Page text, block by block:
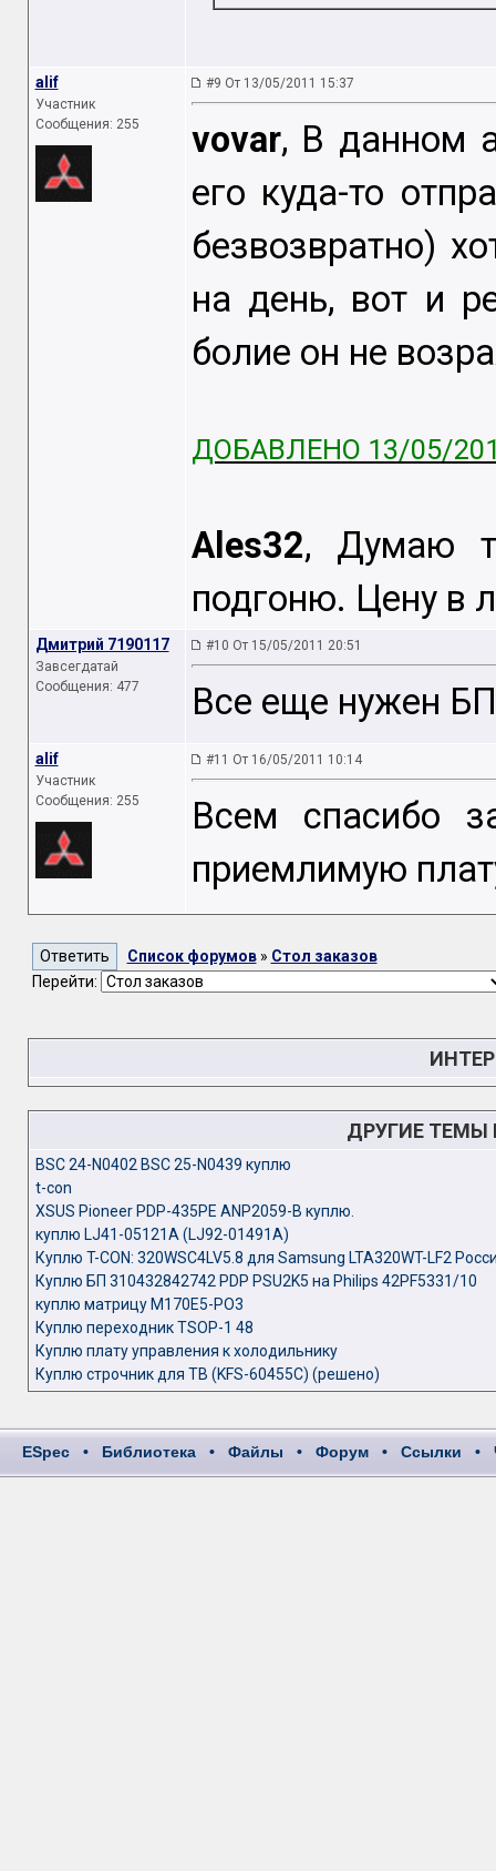
alif
Участник
Сообщения: 255
#9 От 13/05/2011 15:37
vovar, В данном
его куда-то
безвозвратно)
на день, вот и
болие он не
ДОБАВЛЕНО 13/05/
Ales32, Думаю
подгоню. Цену в
Дмитрий 7190117
Завсегдатай
Сообщения: 477
#10 От 15/05/2011 20:51
Все еще нужен
alif
Участник
Сообщения: 255
#11 От 16/05/2011 10:14
Всем спасибо
приемлимую
Список форумов» Стол заказов
Перейти:
ДРУГИЕ ТЕМЫ
BSC 24-N0402 BSC 25-N0439 куплю
t-con
XSUS Pioneer PDP-435PE ANP2059-B куплю.
куплю LJ41-05121A (LJ92-01491A)
Куплю T-CON: 320WSC4LV5.8 для Samsung LTA320WT-LF2
Куплю БП 310432842742 PDP PSU2K5 на Philips 42PF5331/10
куплю матрицу M170E5-PO3
Куплю переходник TSOP-1 48
Куплю плату управления к холодильнику
Куплю строчник для ТВ (KFS-60455C) (решено)
ESpec • Библиотека • Файлы • Форум • Ссылки •